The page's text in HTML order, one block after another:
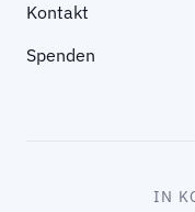
Kontakt
Spenden
IN